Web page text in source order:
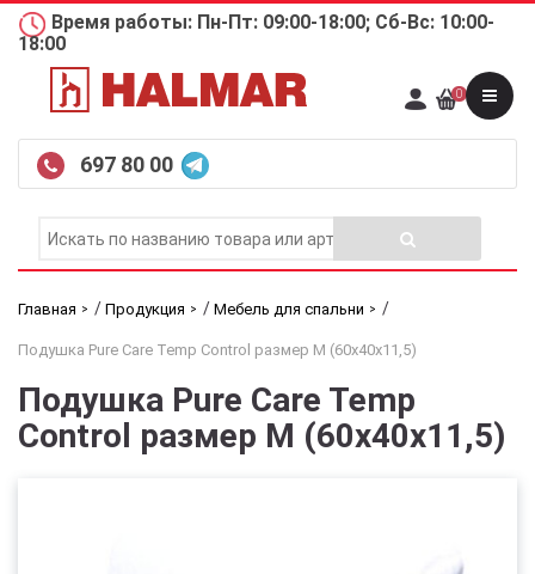
Время работы: Пн-Пт: 09:00-18:00; Сб-Вс: 10:00-
18:00
697 80 00
0
Главная / Продукция / Мебель для спальни /
Подушка Pure Care Temp Control размер M (60x40х11,5)
Подушка Pure Care Temp
Control размер M (60x40х11,5)